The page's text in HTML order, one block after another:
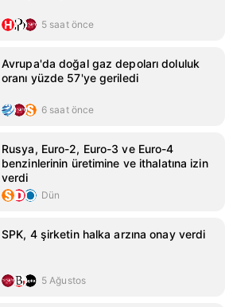
5 saat önce
Avrupa'da doğal gaz depoları doluluk
oranı yüzde 57'ye geriledi
6 saat önce
Rusya, Euro-2, Euro-3 ve Euro-4
benzinlerinin üretimine ve ithalatına izin
verdi
Dün
SPK, 4 şirketin halka arzına onay verdi
5 Ağustos